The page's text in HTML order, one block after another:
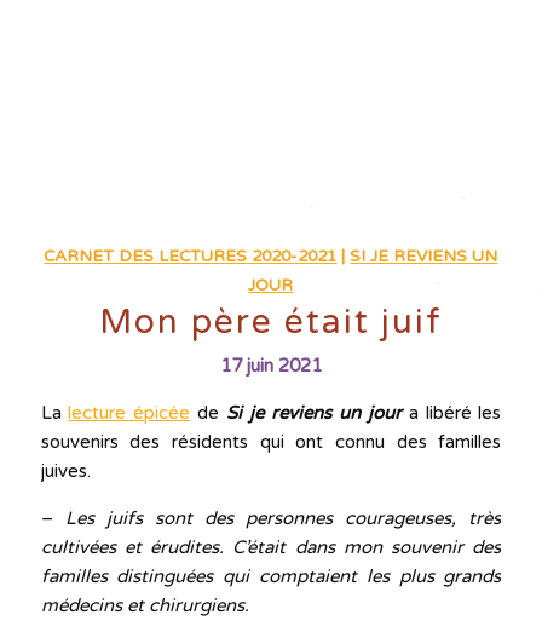
CARNET DES LECTURES 2020-2021 |SI JE REVIENS UN
JOUR
Mon père était juif
17 juin 2021
La lecture épicée de Si je reviens un joura libéré les
souvenirs des résidents qui ont connu des familles
juives.
– Les juifs sont des personnes courageuses, très
cultivées et érudites. C’était dans mon souvenir des
familles distinguées qui comptaient les plus grands
médecins et chirurgiens.